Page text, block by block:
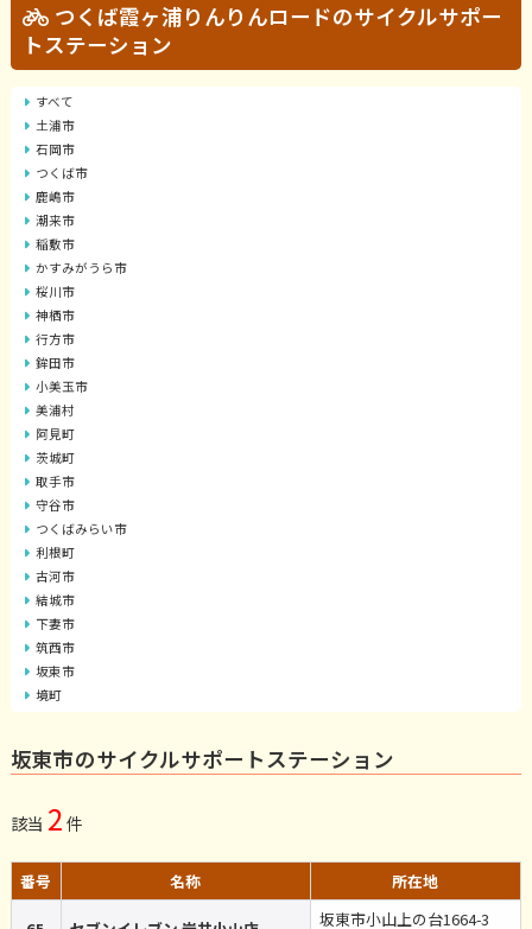
つくば霞ヶ浦りんりんロードのサイクルサポー
トステーション
すべて
土浦市
石岡市
つくば市
鹿嶋市
潮来市
稲敷市
かすみがうら市
桜川市
神栖市
行方市
鉾田市
小美玉市
美浦村
阿見町
茨城町
取手市
守谷市
つくばみらい市
利根町
古河市
結城市
下妻市
筑西市
坂東市
境町
坂東市のサイクルサポートステーション
該当 2 件
番号 名称 所在地
坂東市小山上の台1664-3